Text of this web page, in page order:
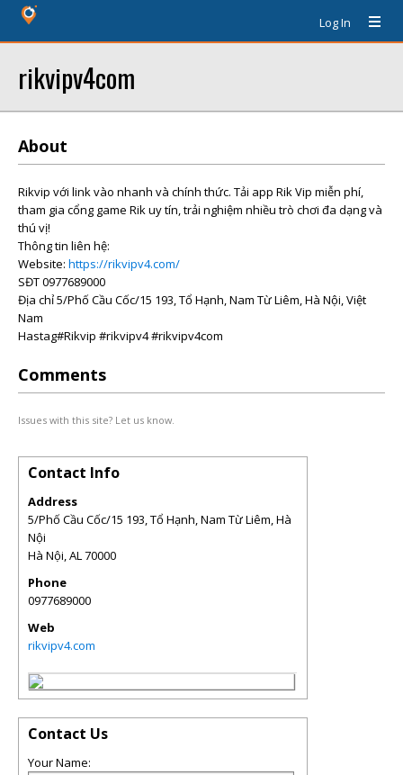
Log In
rikvipv4com
About
Rikvip với link vào nhanh và chính thức. Tải app Rik Vip miễn phí,
tham gia cổng game Rik uy tín, trải nghiệm nhiều trò chơi đa dạng và
thú vị!
Thông tin liên hệ:
Website: https://rikvipv4.com/
SĐT 0977689000
Địa chỉ 5/Phố Cầu Cốc/15 193, Tổ Hạnh, Nam Từ Liêm, Hà Nội, Việt
Nam
Hastag#Rikvip #rikvipv4 #rikvipv4com
Comments
Issues with this site? Let us know.
Contact Info
Address
5/Phố Cầu Cốc/15 193, Tổ Hạnh, Nam Từ Liêm, Hà
Nội
Hà Nội,AL70000
Phone
0977689000
Web
rikvipv4.com
Contact Us
Your Name: